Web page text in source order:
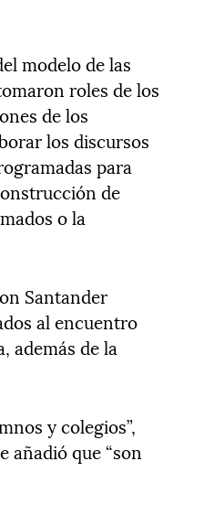
modelo de las
roles de los
de los
los discursos
para
de
o la
Santander
al encuentro
además de la
y colegios”,
añadió que “son